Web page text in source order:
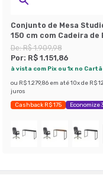
Conjunto de Mesa
150 cm com Cadeira
Presidente Giratória
Clark Preta e Dourada
De:R$ 1.909,98
Por: R$ 1.151,86
à vista com Pix ou 1x no
ou R$ 1.279,86 em até 10x de R$
juros
Cashback R$ 175 Economize